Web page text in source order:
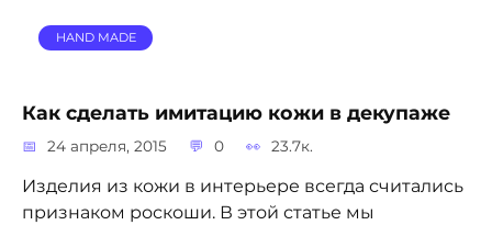
HAND MADE
Как сделать имитацию кожи в декупаже
24 апреля, 2015 0 23.7к.
Изделия из кожи в интерьере всегда считались
признаком роскоши. В этой статье мы